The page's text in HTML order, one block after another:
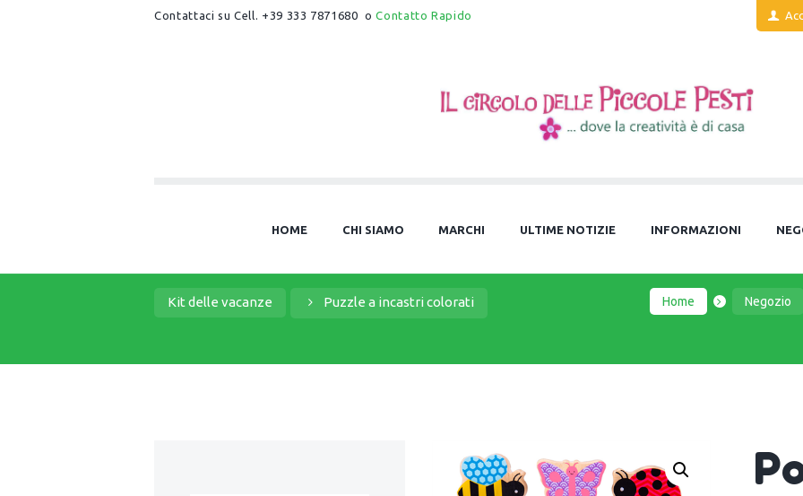
Contattaci su Cell. +39 333 7871680 oContatto Rapido
HOME CHI SIAMO MARCHI ULTIME NOTIZIE INFORMAZIONI
Kit delle vacanze Puzzle a incastri colorati Home Negozio